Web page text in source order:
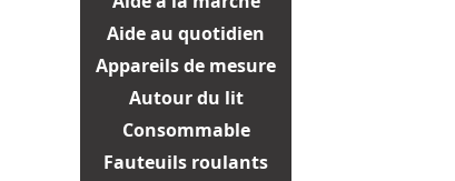
Aide au quotidien
Appareils de mesure
Autour du lit
Consommable
Fauteuils roulants